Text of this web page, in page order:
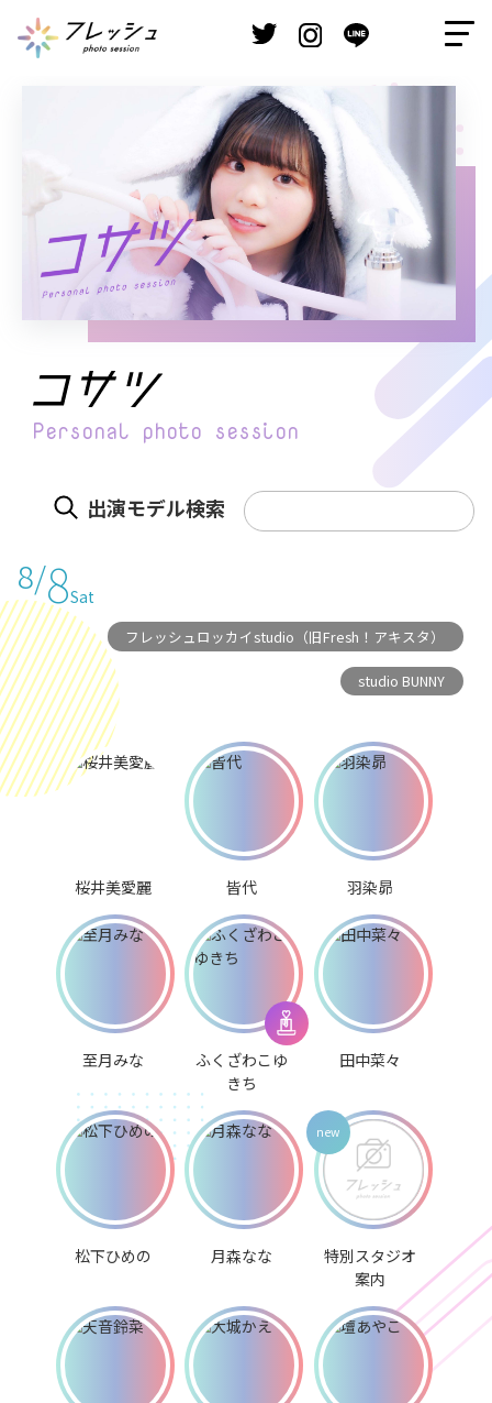
Personal photo session
出演モデル検索
8/8Sat
フレッシュロッカイstudio（旧Fresh！アキスタ）
studio BUNNY
桜井美愛麗 皆代 羽染昴
至月みな
ふくざわこゆ
きち
田中菜々
松下ひめの 月森なな
特別スタジオ
案内